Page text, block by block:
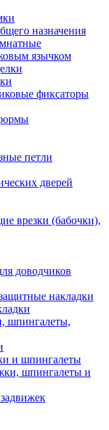
назначения
язычком
фиксаторы
петли
дверей
врезки (бабочки),
доводчиков
накладки
шпингалеты,
и шпингалеты
шпингалеты и